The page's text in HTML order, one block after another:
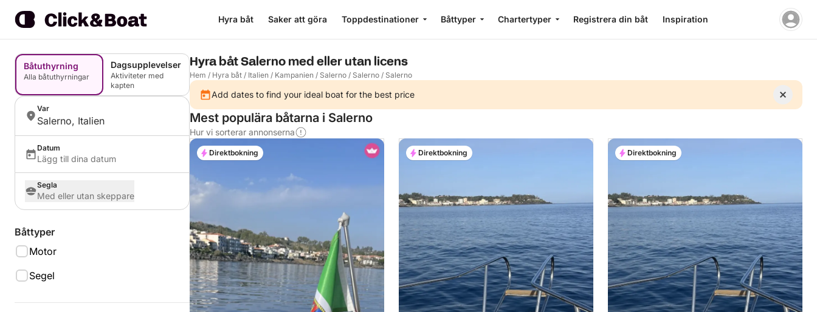
Hyra båt Saker att göra Toppdestinationer Båttyper Chartertyper Registrera din båt Inspiration
Båtuthyrning
Alla båtuthyrningar
Dagsupplevelser
Aktiviteter med
kapten
Var
Salerno, Italien
Datum
Lägg till dina datum
Segla
Med eller utan skeppare
Båttyper
Motor
Segel
Hyra båt Salerno med eller utan licens
Hem / Hyra båt / Italien / Kampanien / Salerno / Salerno / Salerno
Add dates to find your ideal boat for the best price
Mest populära båtarna i Salerno
Hur vi sorterar annonserna
Direktbokning Direktbokning Direktbokning